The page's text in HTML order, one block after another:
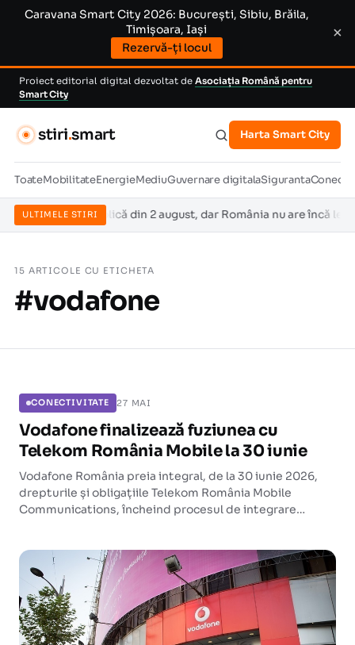
Caravana Smart City 2026: București, Sibiu, Brăila,
Timișoara, Iași
Rezervă-ți locul
×
Proiect editorial digital dezvoltat de Asociația Română pentru
Smart City
stiri.smart Harta Smart City
ToateMobilitateEnergieMediuGuvernare digitalaSiguranta
ULTIMELE STIRI
se aplică din 2 august, dar România nu are încă legea care
15 ARTICOLE CU ETICHETA
#vodafone
CONECTIVITATE 27 MAI
Vodafone finalizează fuziunea cu
Telekom România Mobile la 30 iunie
Vodafone România preia integral, de la 30 iunie 2026,
drepturile și obligațiile Telekom România Mobile
Communications, încheind procesul de integrare